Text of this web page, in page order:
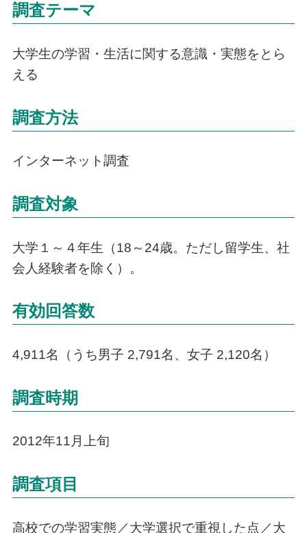
調査テーマ
大学生の学習・生活に関する意識・実態をとら
える
調査方法
インターネット調査
調査対象
大学１～４年生（18～24歳。ただし留学生、社
会人経験者を除く）。
有効回答数
4,911名（うち男子 2,791名、女子 2,120名）
調査時期
2012年11月上旬
調査項目
高校での学習実態／大学選択で重視した点／大